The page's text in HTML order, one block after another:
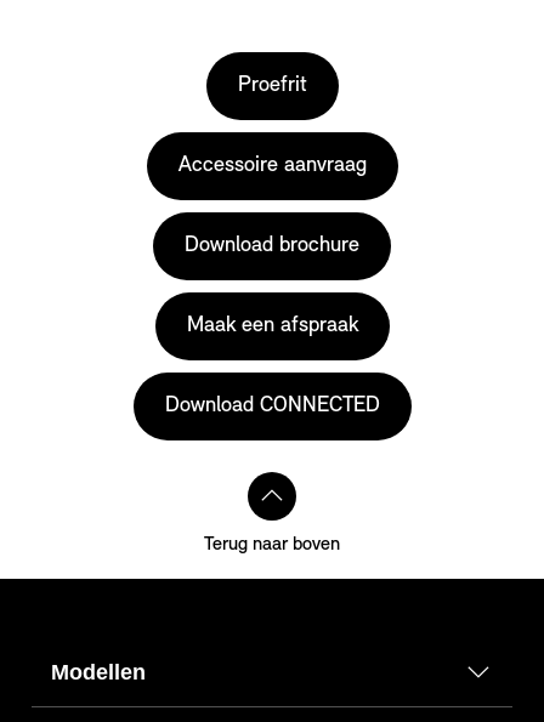
Proefrit
Accessoire aanvraag
Download brochure
Maak een afspraak
Download CONNECTED
Terug naar boven
Modellen